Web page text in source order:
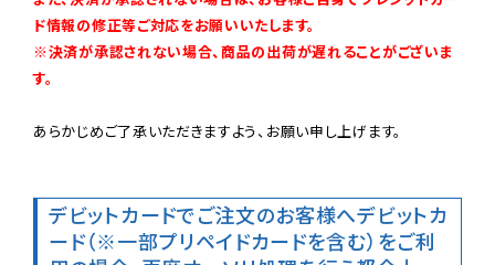
ド情報の修正等ご対応をお願いいたします。
※決済が承認されない場合、商品の出荷が遅れることがございま
す。
あらかじめご了承いただきますよう、お願い申し上げます。
デビットカードでご注文のお客様へデビットカ
ード（※一部プリペイドカードを含む）をご利